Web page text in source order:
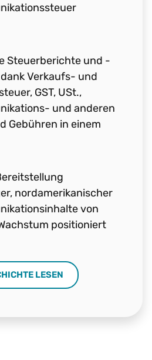
Steuerberichte und -
Verkaufs- und
GST, USt.,
und anderen
Gebühren in einem
nordamerikanischer
von
positioniert
LESEN